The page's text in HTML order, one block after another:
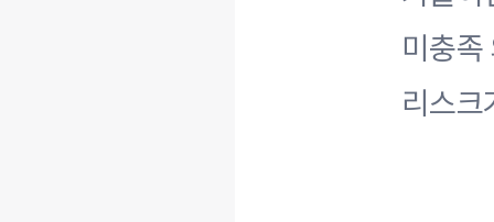
미충
리스크